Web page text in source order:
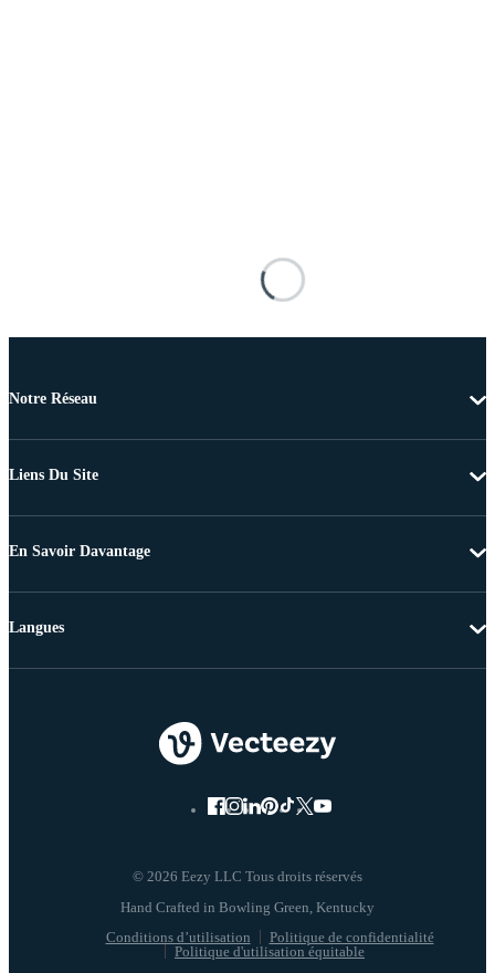
Notre Réseau
Liens Du Site
En Savoir Davantage
© 2026 Eezy LLC Tous droits réservés
Conditions d’utilisation
Politique de confidentialité
Politique d'utilisation équitable
Langues